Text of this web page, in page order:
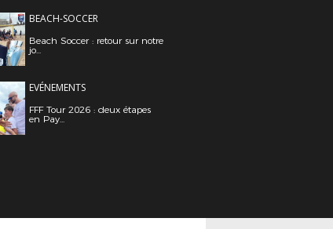
BEACH-SOCCER
Beach Soccer : retour sur notre
jo...
EVÉNEMENTS
FFF Tour 2026 : deux étapes
en Pay...